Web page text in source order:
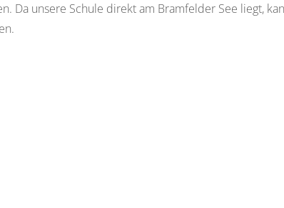
Da unsere Schule direkt am Bramfelder See liegt,